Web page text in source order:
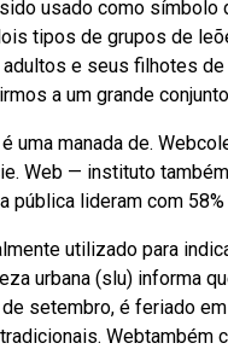
usado como
tipos de grupos de
e seus filhotes
a um grande
uma manada de.
Web — instituto
pública lideram com
utilizado para
urbana (slu) informa
setembro, é feriado